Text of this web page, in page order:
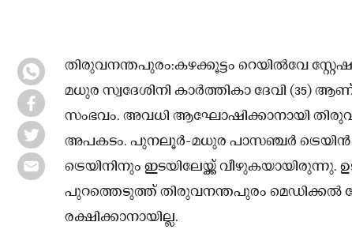
തിരുവനന്തപുരം:കഴക്കൂട്ടം റെയിൽവേ
മധുര സ്വദേശിനി കാർത്തികാ ദേവി (35)
സംഭവം. അവധി ആഘോഷിക്കാനായി
അപകടം. പുനലൂർ-മധുര പാസഞ്ചർ ട്രെയിൻ
ട്രെയിനിനും ഇടയിലേയ്ക്ക് വീഴുകയായിരുന്നു.
പുറത്തെടുത്ത് തിരുവനന്തപുരം മെഡിക്കൽ
രക്ഷിക്കാനായില്ല.